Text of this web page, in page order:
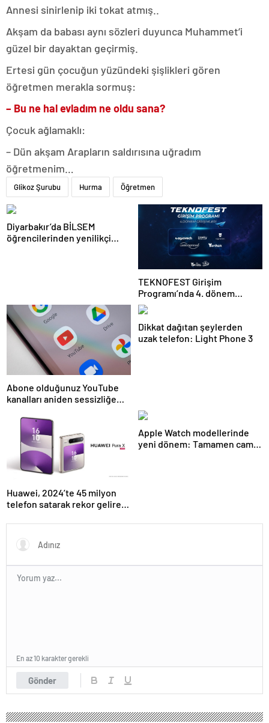
Annesi sinirlenip iki tokat atmış..
Akşam da babası aynı sözleri duyunca Muhammet’i
güzel bir dayaktan geçirmiş.
Ertesi gün çocuğun yüzündeki şişlikleri gören
öğretmen merakla sormuş:
– Bu ne hal evladım ne oldu sana?
Çocuk ağlamaklı:
– Dün akşam Arapların saldırısına uğradım
öğretmenim…
Glikoz Şurubu Hurma Öğretmen
Diyarbakır’da BİLSEM
öğrencilerinden yenilikçi
TEKNOFEST Girişim
Programı’nda 4. dönem
başlıyor
Abone olduğunuz YouTube
kanalları aniden sessizliğe
Dikkat dağıtan şeylerden
uzak telefon: Light Phone 3
Huawei, 2024’te 45 milyon
telefon satarak rekor gelire
Apple Watch modellerinde
yeni dönem: Tamamen cam
Gönder
En az 10 karakter gerekli